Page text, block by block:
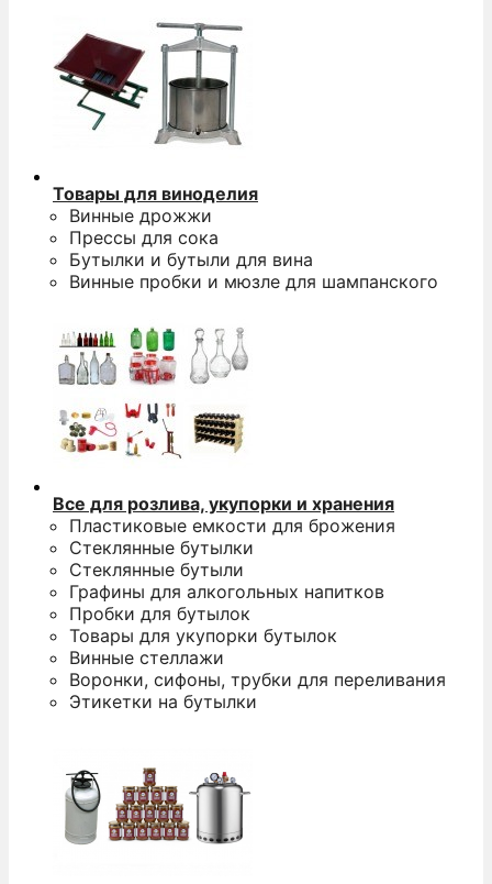
Товары для виноделия
Винные дрожжи
Прессы для сока
Бутылки и бутыли для вина
Винные пробки и мюзле для шампанского
Все для розлива, укупорки и хранения
Пластиковые емкости для брожения
Стеклянные бутылки
Стеклянные бутыли
Графины для алкогольных напитков
Пробки для бутылок
Товары для укупорки бутылок
Винные стеллажи
Воронки, сифоны, трубки для переливания
Этикетки на бутылки